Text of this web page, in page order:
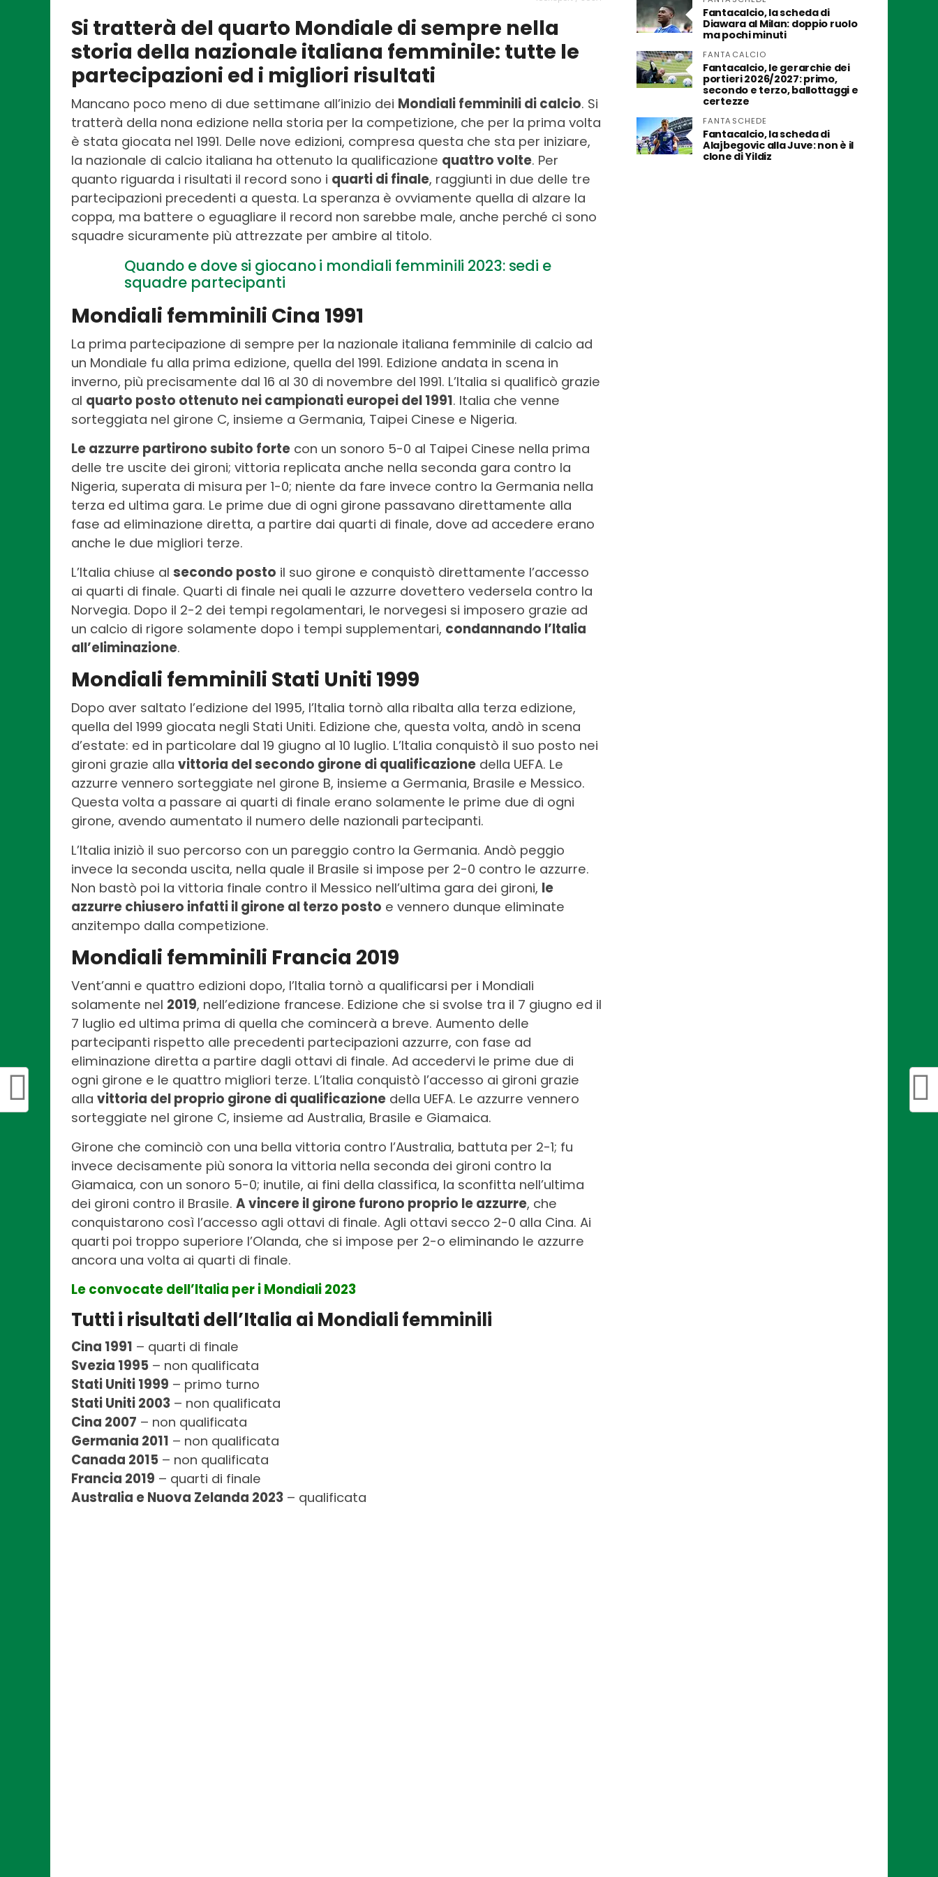
Si tratterà del quarto Mondiale di sempre nella
storia della nazionale italiana femminile: tutte le
partecipazioni ed i migliori risultati
Mancano poco meno di due settimane all’inizio dei Mondiali femminili di calcio. Si
tratterà della nona edizione nella storia per la competizione, che per la prima volta
è stata giocata nel 1991. Delle nove edizioni, compresa questa che sta per iniziare,
la nazionale di calcio italiana ha ottenuto la qualificazione quattro volte. Per
quanto riguarda i risultati il record sono i quarti di finale, raggiunti in due delle tre
partecipazioni precedenti a questa. La speranza è ovviamente quella di alzare la
coppa, ma battere o eguagliare il record non sarebbe male, anche perché ci sono
squadre sicuramente più attrezzate per ambire al titolo.
Quando e dove si giocano i mondiali femminili 2023: sedi e
squadre partecipanti
Mondiali femminili Cina 1991
La prima partecipazione di sempre per la nazionale italiana femminile di calcio ad
un Mondiale fu alla prima edizione, quella del 1991. Edizione andata in scena in
inverno, più precisamente dal 16 al 30 di novembre del 1991. L’Italia si qualificò grazie
al quarto posto ottenuto nei campionati europei del 1991. Italia che venne
sorteggiata nel girone C, insieme a Germania, Taipei Cinese e Nigeria.
Le azzurre partirono subito forte con un sonoro 5-0 al Taipei Cinese nella prima
delle tre uscite dei gironi; vittoria replicata anche nella seconda gara contro la
Nigeria, superata di misura per 1-0; niente da fare invece contro la Germania nella
terza ed ultima gara. Le prime due di ogni girone passavano direttamente alla
fase ad eliminazione diretta, a partire dai quarti di finale, dove ad accedere erano
anche le due migliori terze.
L’Italia chiuse al secondo posto il suo girone e conquistò direttamente l’accesso
ai quarti di finale. Quarti di finale nei quali le azzurre dovettero vedersela contro la
Norvegia. Dopo il 2-2 dei tempi regolamentari, le norvegesi si imposero grazie ad
un calcio di rigore solamente dopo i tempi supplementari, condannando l’Italia
all’eliminazione.
Mondiali femminili Stati Uniti 1999
Dopo aver saltato l’edizione del 1995, l’Italia tornò alla ribalta alla terza edizione,
quella del 1999 giocata negli Stati Uniti. Edizione che, questa volta, andò in scena
d’estate: ed in particolare dal 19 giugno al 10 luglio. L’Italia conquistò il suo posto nei
gironi grazie alla vittoria del secondo girone di qualificazione della UEFA. Le
azzurre vennero sorteggiate nel girone B, insieme a Germania, Brasile e Messico.
Questa volta a passare ai quarti di finale erano solamente le prime due di ogni
girone, avendo aumentato il numero delle nazionali partecipanti.
L’Italia iniziò il suo percorso con un pareggio contro la Germania. Andò peggio
invece la seconda uscita, nella quale il Brasile si impose per 2-0 contro le azzurre.
Non bastò poi la vittoria finale contro il Messico nell’ultima gara dei gironi, le
azzurre chiusero infatti il girone al terzo posto e vennero dunque eliminate
anzitempo dalla competizione.
Mondiali femminili Francia 2019
Vent’anni e quattro edizioni dopo, l’Italia tornò a qualificarsi per i Mondiali
solamente nel 2019, nell’edizione francese. Edizione che si svolse tra il 7 giugno ed il
7 luglio ed ultima prima di quella che comincerà a breve. Aumento delle
partecipanti rispetto alle precedenti partecipazioni azzurre, con fase ad
eliminazione diretta a partire dagli ottavi di finale. Ad accedervi le prime due di
ogni girone e le quattro migliori terze. L’Italia conquistò l’accesso ai gironi grazie
alla vittoria del proprio girone di qualificazione della UEFA. Le azzurre vennero
sorteggiate nel girone C, insieme ad Australia, Brasile e Giamaica.
Girone che cominciò con una bella vittoria contro l’Australia, battuta per 2-1; fu
invece decisamente più sonora la vittoria nella seconda dei gironi contro la
Giamaica, con un sonoro 5-0; inutile, ai fini della classifica, la sconfitta nell’ultima
dei gironi contro il Brasile. A vincere il girone furono proprio le azzurre, che
conquistarono così l’accesso agli ottavi di finale. Agli ottavi secco 2-0 alla Cina. Ai
quarti poi troppo superiore l’Olanda, che si impose per 2-o eliminando le azzurre
ancora una volta ai quarti di finale.
Le convocate dell’Italia per i Mondiali 2023
Tutti i risultati dell’Italia ai Mondiali femminili
Cina 1991 – quarti di finale
Svezia 1995 – non qualificata
Stati Uniti 1999 – primo turno
Stati Uniti 2003 – non qualificata
Cina 2007 – non qualificata
Germania 2011 – non qualificata
Canada 2015 – non qualificata
Francia 2019 – quarti di finale
Australia e Nuova Zelanda 2023 – qualificata
Fantacalcio, la scheda di
Diawara al Milan: doppio ruolo
ma pochi minuti
FANTACALCIO
Fantacalcio, le gerarchie dei
portieri 2026/2027: primo,
secondo e terzo, ballottaggi e
certezze
FANTASCHEDE
Fantacalcio, la scheda di
Alajbegovic alla Juve: non è il
clone di Yildiz